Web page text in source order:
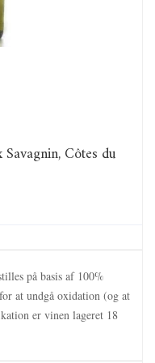
Côtes du
på basis af 100%
at undgå oxidation (og at
er vinen lageret 18